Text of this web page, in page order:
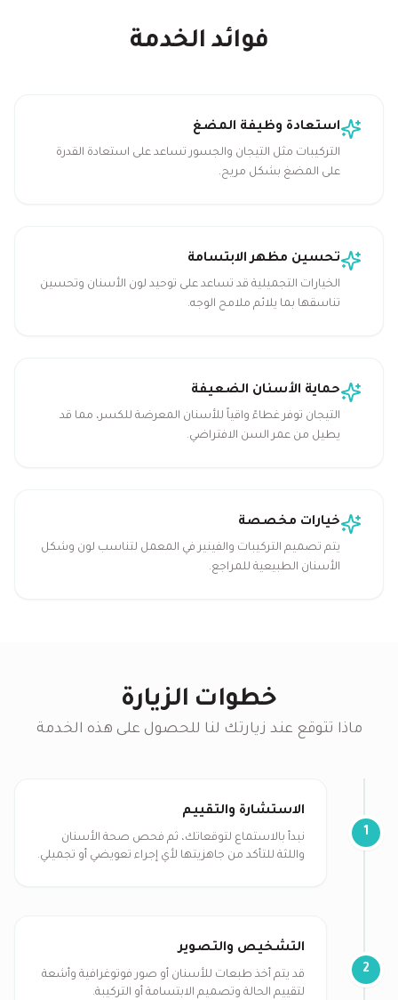
فوائد الخدمة
استعادة وظيفة المضغ
التركيبات مثل التيجان والجسور تساعد على استعادة القدرة
على المضغ بشكل مريح.
تحسين مظهر الابتسامة
الخيارات التجميلية قد تساعد على توحيد لون الأسنان وتحسين
تناسقها بما يلائم ملامح الوجه.
حماية الأسنان الضعيفة
التيجان توفر غطاءً واقياً للأسنان المعرضة للكسر، مما قد
يطيل من عمر السن الافتراضي.
خيارات مخصصة
يتم تصميم التركيبات والفينير في المعمل لتناسب لون وشكل
الأسنان الطبيعية للمراجع.
خطوات الزيارة
ماذا تتوقع عند زيارتك لنا للحصول على هذه الخدمة
1
الاستشارة والتقييم
نبدأ بالاستماع لتوقعاتك، ثم فحص صحة الأسنان
واللثة للتأكد من جاهزيتها لأي إجراء تعويضي أو تجميلي.
2
التشخيص والتصوير
قد يتم أخذ طبعات للأسنان أو صور فوتوغرافية وأشعة
لتقييم الحالة وتصميم الابتسامة أو التركيبة.